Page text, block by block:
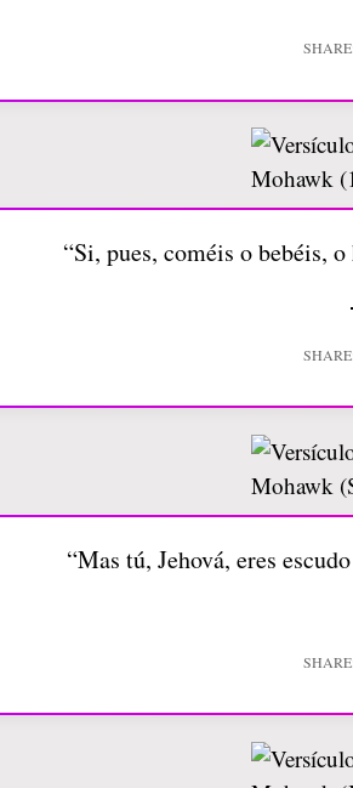
“Si, pues, coméis o bebéis,
“Mas tú, Jehová, eres